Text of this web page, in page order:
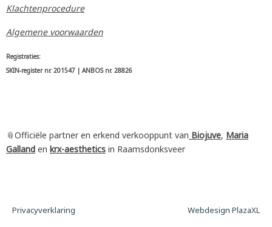
Klachtenprocedure
Algemene voorwaarden
Registraties:
SKIN-register nr. 201547 | ANBOS nr. 28826
📎Officiële partner en erkend verkooppunt van Biojuve, Maria
Galland en krx-aesthetics in Raamsdonksveer
Privacyverklaring Webdesign PlazaXL